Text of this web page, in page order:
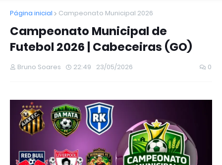
Página inicial Campeonato Municipal 2026
Campeonato Municipal de
Futebol 2026 | Cabeceiras (GO)
Bruno Soares 22:49 23/05/2026 0